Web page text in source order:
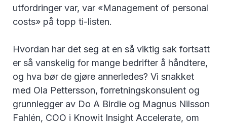
utfordringer var, var «Management of personal
costs» på topp ti-listen.
Hvordan har det seg at en så viktig sak fortsatt
er så vanskelig for mange bedrifter å håndtere,
og hva bør de gjøre annerledes? Vi snakket
med Ola Pettersson, forretningskonsulent og
grunnlegger av Do A Birdie og Magnus Nilsson
Fahlén, COO i Knowit Insight Accelerate, om